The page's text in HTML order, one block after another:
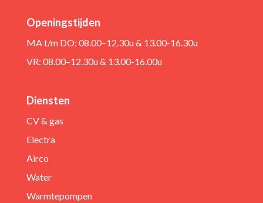
Openingstijden
MA t/m DO: 08.00–12.30u & 13.00-16.30u
VR: 08.00–12.30u & 13.00-16.00u
Diensten
CV & gas
Electra
Airco
Water
Warmtepompen